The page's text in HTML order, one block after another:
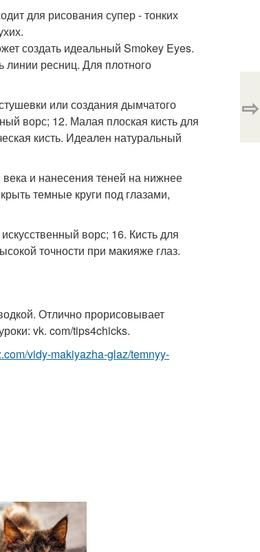
для рисования супер - тонких
создать идеальный Smokey Eyes.
линии ресниц. Для плотного
или создания дымчатого
ворс; 12. Малая плоская кисть для
кисть. Идеален натуральный
и нанесения теней на нижнее
темные круги под глазами,
ворс; 16. Кисть для
точности при макияже глаз.
Отлично прорисовывает
vk. com/tips4chicks.
vidy-makiyazha-glaz/temnyy-
⇨